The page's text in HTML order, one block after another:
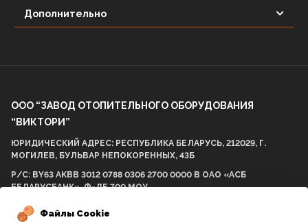
Дополнительно
ООО “ЗАВОД ОТОПИТЕЛЬНОГО ОБОРУДОВАНИЯ
“ВИКТОРИ”
ЮРИДИЧЕСКИЙ АДРЕС: РЕСПУБЛИКА БЕЛАРУСЬ, 212029, Г.
МОГИЛЕВ, БУЛЬВАР НЕПОКОРЕННЫХ, 43Б
Р/С: BY63 AKBB 3012 0788 0306 2700 0000 В ОАО «АСБ
БЕЛАРУСБАНК», Ф-ЛЕ 700 МОУ
БИК AKBBBY21700 УНП: 812001575 ОКПО 298057537000
Файлы Cookie